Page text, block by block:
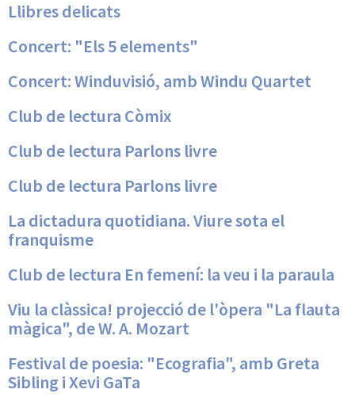
Llibres delicats
Concert: "Els 5 elements"
Concert: Winduvisió, amb Windu Quartet
Club de lectura Còmix
Club de lectura Parlons livre
Club de lectura Parlons livre
La dictadura quotidiana. Viure sota el
franquisme
Club de lectura En femení: la veu i la paraula
Viu la clàssica! projecció de l'òpera "La flauta
màgica", de W. A. Mozart
Festival de poesia: "Ecografia", amb Greta
Sibling i Xevi GaTa